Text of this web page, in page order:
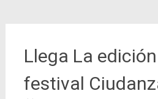
Llega La
festival